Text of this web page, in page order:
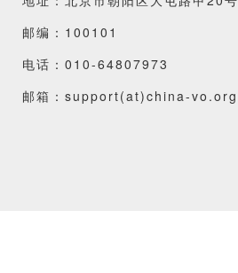
邮编：100101
电话：010-64807973
邮箱：support(at)china-vo.org